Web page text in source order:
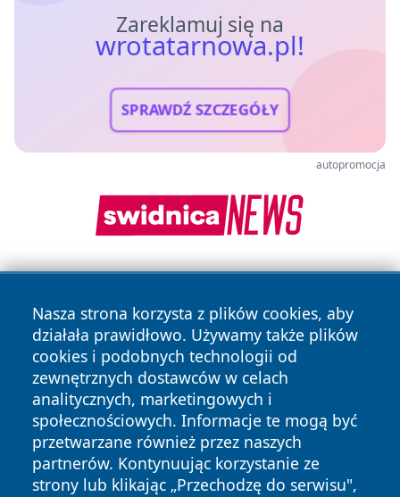
Zareklamuj się na
wrotatarnowa.pl!
SPRAWDŹ SZCZEGÓŁY
autopromocja
Nasza strona korzysta z plików cookies, aby
działała prawidłowo. Używamy także plików
cookies i podobnych technologii od
zewnętrznych dostawców w celach
analitycznych, marketingowych i
społecznościowych. Informacje te mogą być
przetwarzane również przez naszych
partnerów. Kontynuując korzystanie ze
strony lub klikając „Przechodzę do serwisu",
Copyright © 2026 wrotatarnowa.pl Wszystkie prawa
zastrzeżone.
News Autorzy
Polityka
Prywatności
Polityka
Cookies